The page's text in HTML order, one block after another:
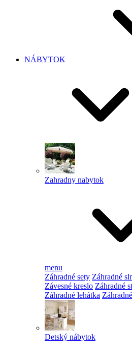
NÁBYTOK
Zahradny nabytok
menu
Záhradné sety Záhradné
Závesné kreslo Záhradné
Záhradné lehátka
Detský nábytok